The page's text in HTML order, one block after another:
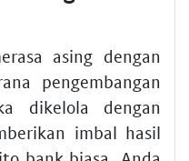
asing dengan
pengembangan
dikelola dengan
imbal hasil